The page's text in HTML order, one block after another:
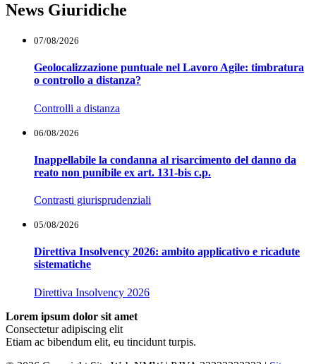
News Giuridiche
07/08/2026
Geolocalizzazione puntuale nel Lavoro Agile: timbratura
o controllo a distanza?
Controlli a distanza
06/08/2026
Inappellabile la condanna al risarcimento del danno da
reato non punibile ex art. 131-bis c.p.
Contrasti giurisprudenziali
05/08/2026
Direttiva Insolvency 2026: ambito applicativo e ricadute
sistematiche
Direttiva Insolvency 2026
Lorem ipsum dolor sit amet
Consectetur adipiscing elit
Etiam ac bibendum elit, eu tincidunt turpis.